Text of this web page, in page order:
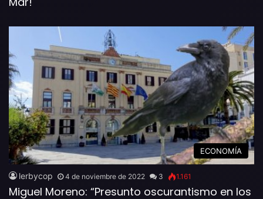
ECONOMÍA
lerbycop 4 de noviembre de 2022 3 1.161
Miguel Moreno: “Presunto oscurantismo en los